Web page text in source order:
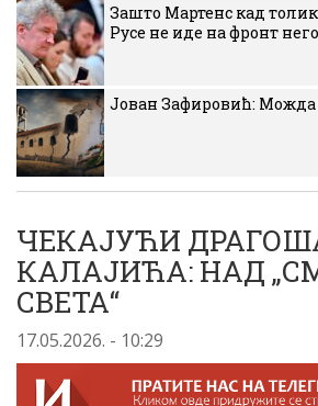
Зашто Мартенс кад
Русе не иде на фронт
Јован Зафировић: Можда
ЧЕКАЈУЋИ
КАЛАЈИЋА: НАД
СВЕТА“
17.05.2026. - 10:29